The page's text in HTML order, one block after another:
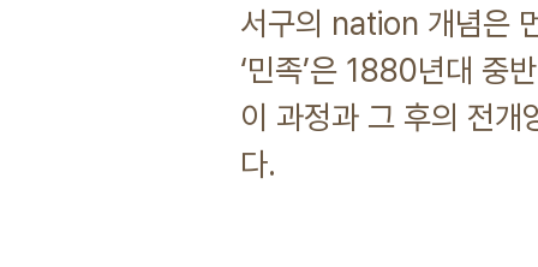
서구의 nation 개념은
‘민족’은 1880년대 중
이 과정과 그 후의 전
다.